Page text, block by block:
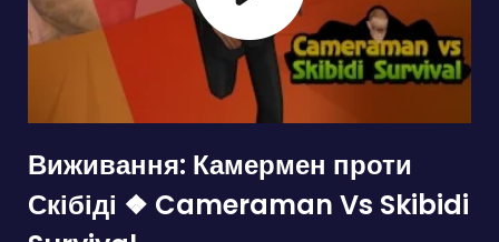
Виживання: Камермен проти
Скібіді ❖ Cameraman Vs Skibidi